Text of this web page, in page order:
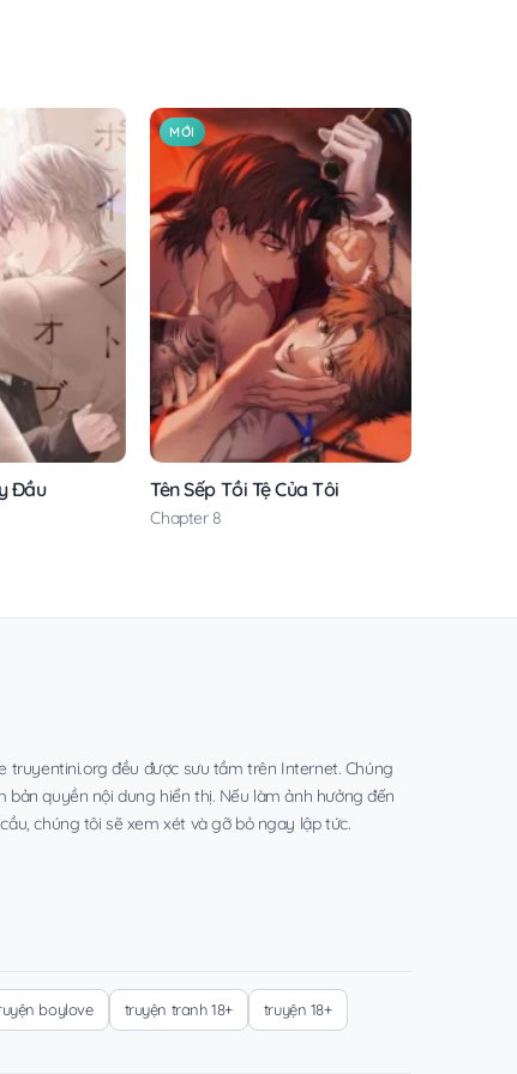
Đầu
MỚI
Tên Sếp Tồi Tệ Của Tôi
Chapter 8
truyentini.org đều được sưu tầm trên Internet. Chúng
quyền nội dung hiển thị. Nếu làm ảnh hưởng đến
chúng tôi sẽ xem xét và gỡ bỏ ngay lập tức.
boylove truyện tranh 18+ truyện 18+